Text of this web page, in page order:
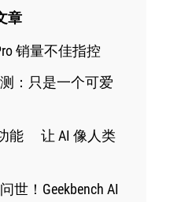
章
销量不佳指控
：只是一个可爱
能 让 AI 像人类
世！Geekbench AI